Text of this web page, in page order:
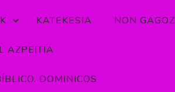
KATEKESIA NON GAGOZ
AZPEITIA
DOMINICOS